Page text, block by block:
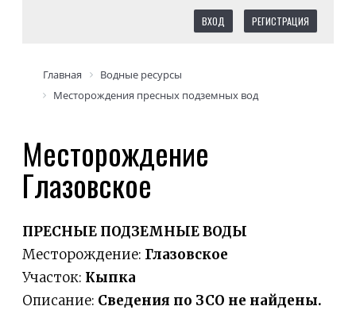
ВХОД РЕГИСТРАЦИЯ
Главная
Водные ресурсы
Месторождения пресных подземных вод
Месторождение
Глазовское
ПРЕСНЫЕ ПОДЗЕМНЫЕ ВОДЫ
Месторождение: Глазовское
Участок: Кыпка
Описание: Сведения по ЗСО не найдены.